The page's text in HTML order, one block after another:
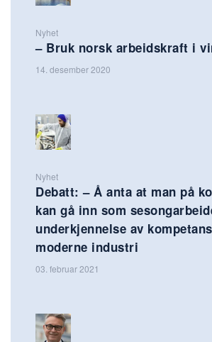
Nyhet
– Bruk norsk arbeidskraft i
14. desember 2020
Nyhet
Debatt: – Å anta at man på
kan gå inn som
underkjennelse av
moderne industri
03. februar 2021